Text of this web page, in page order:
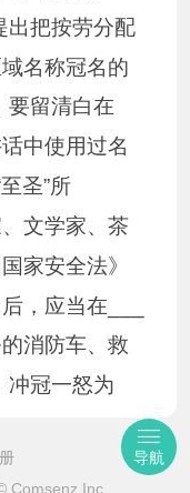
出把按劳分配
名称冠名的
要留清白在
中使用过名
圣”所
文学家、茶
家安全法》
，应当在___
消防车、救
冲冠一怒为
Comsenz Inc.
导航